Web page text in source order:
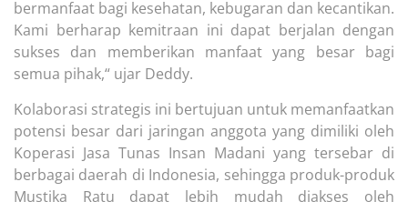
bermanfaat bagi kesehatan, kebugaran dan kecantikan.
Kami berharap kemitraan ini dapat berjalan dengan
sukses dan memberikan manfaat yang besar bagi
semua pihak,“ ujar Deddy.
Kolaborasi strategis ini bertujuan untuk memanfaatkan
potensi besar dari jaringan anggota yang dimiliki oleh
Koperasi Jasa Tunas Insan Madani yang tersebar di
berbagai daerah di Indonesia, sehingga produk-produk
Mustika Ratu dapat lebih mudah diakses oleh